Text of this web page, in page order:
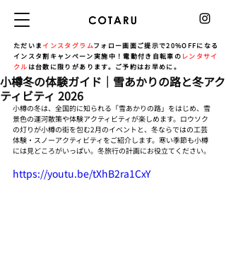
ただいま インスタグラムフォロー画面ご提示で20%OFFになる
インスタ割キャンペーン実施中！電動付き自転車の レンタサイ
クル は台数に限りがあります。ご予約はお早めに。
小樽冬の体験ガイド｜雪あかりの路と冬アク
ティビティ 2026
小樽の冬は、全国的に知られる「雪あかりの路」をはじめ、雪
景色の運河散策や体験アクティビティが楽しめます。ロウソク
の灯りが小樽の街を包む2月のイベントと、冬ならではの工芸
体験・スノーアクティビティをご紹介します。寒い季節も小樽
には見どころがいっぱい。冬旅行の計画にお役立てください。
https://youtu.be/tXhB2ra1CxY